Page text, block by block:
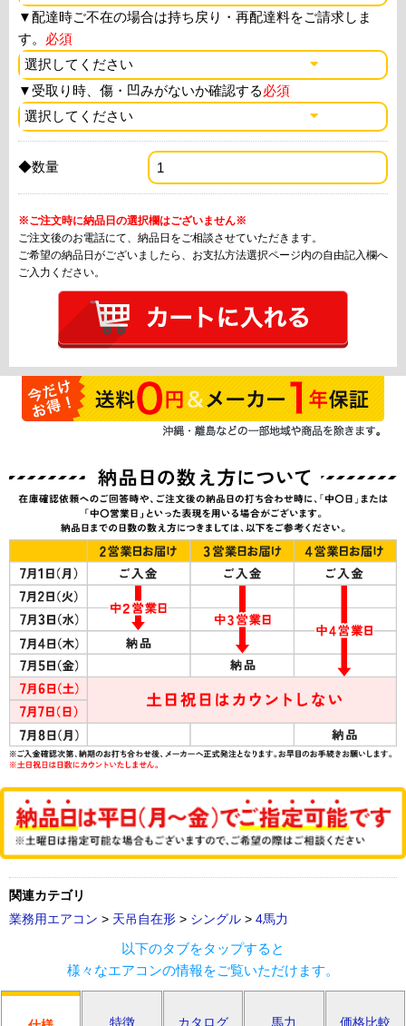
▼配達時ご不在の場合は持ち戻り・再配達料をご請求しま
す。 必須
▼ 受取り時、傷・凹みがないか確認する必須
◆数量
※ご注文時に納品日の選択欄はございません※
ご注文後のお電話にて、納品日をご相談させていただきます。
ご希望の納品日がございましたら、お支払方法選択ページ内の自由記入欄へ
ご入力ください。
関連カテゴリ
業務用エアコン > 天吊自在形 > シングル > 4馬力
以下のタブをタップすると
様々なエアコンの情報をご覧いただけます。
特徴 カタログ 馬力 価格比較